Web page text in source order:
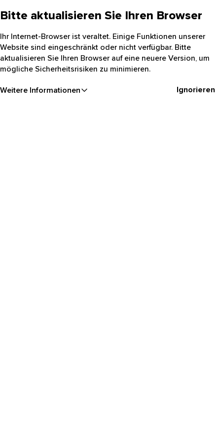
Bitte aktualisieren Sie Ihren Browser
Ihr Internet-Browser ist veraltet. Einige Funktionen unserer
Website sind eingeschränkt oder nicht verfügbar. Bitte
aktualisieren Sie Ihren Browser auf eine neuere Version, um
mögliche Sicherheitsrisiken zu minimieren.
Weitere Informationen Ignorieren